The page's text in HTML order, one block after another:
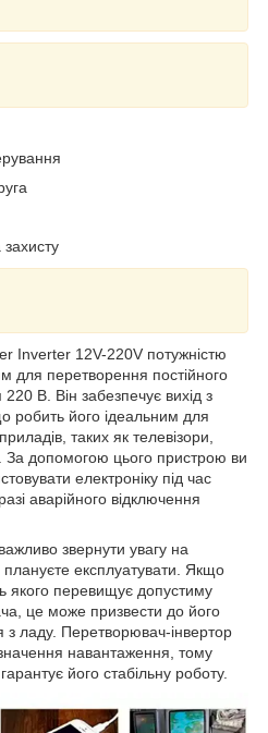
Inverter 12V-220V потужністю
для перетворення постійного
В. Він забезпечує вихід з
робить його ідеальним для
таких як телевізори,
За допомогою цього пристрою ви
електроніку під час
аварійного відключення
звернути увагу на
плануєте експлуатувати. Якщо
якого перевищує допустиму
це може призвести до його
з ладу. Перетворювач-інвертор
навантаження, тому
його стабільну роботу.